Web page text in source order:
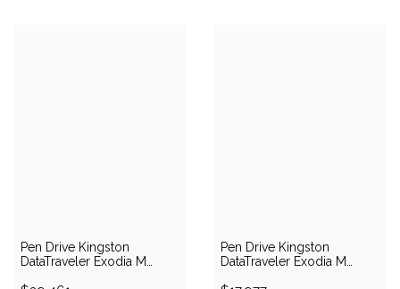
Pen Drive Kingston
DataTraveler Exodia M
Pen Drive Kingston
DataTraveler Exodia M